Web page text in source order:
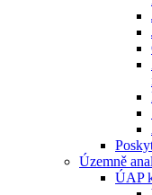
Územně
ÚAP